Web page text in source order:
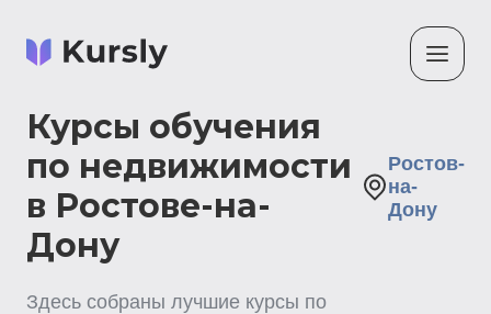
Курсы обучения
по недвижимости
в Ростове-на-
Дону
Ростов-
на-
Дону
Здесь собраны лучшие курсы по